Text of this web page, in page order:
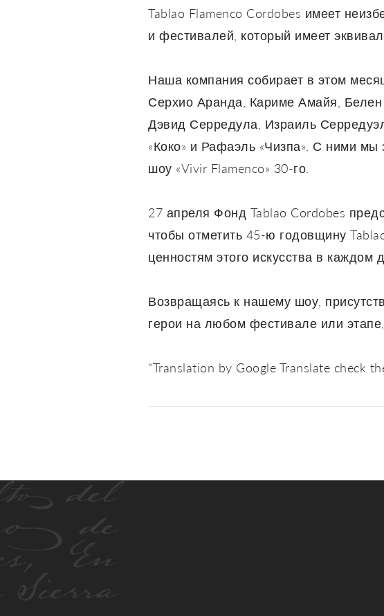
Tablao Flamenco Cordobes имеет
и фестивалей, который имеет
Наша компания собирает в этом
Серхио Аранда, Кариме Амайя,
Дэвид Серредула, Израиль
«Коко» и Рафаэль «Чизпа». С ними
шоу «Vivir Flamenco» 30-го.
27 апреля Фонд Tablao Cordobes
чтобы отметить 45-ю годовщину
ценностям этого искусства в каждом
Возвращаясь к нашему шоу,
герои на любом фестивале или
“Translation by Google Translate check